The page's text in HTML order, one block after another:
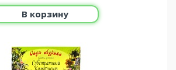
В корзину